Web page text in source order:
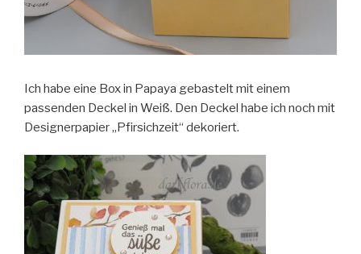
Ich habe eine Box in Papaya gebastelt mit einem
passenden Deckel in Weiß. Den Deckel habe ich noch mit
Designerpapier „Pfirsichzeit“ dekoriert.